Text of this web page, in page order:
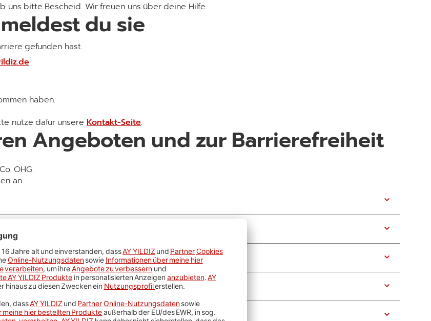
uns bitte Bescheid. Wir freuen uns über deine Hilfe.
du sie
gefunden hast.
haben.
nutze dafür unsere Kontakt-Seite.
Angeboten und zur Barrierefreiheit
OHG.
an.